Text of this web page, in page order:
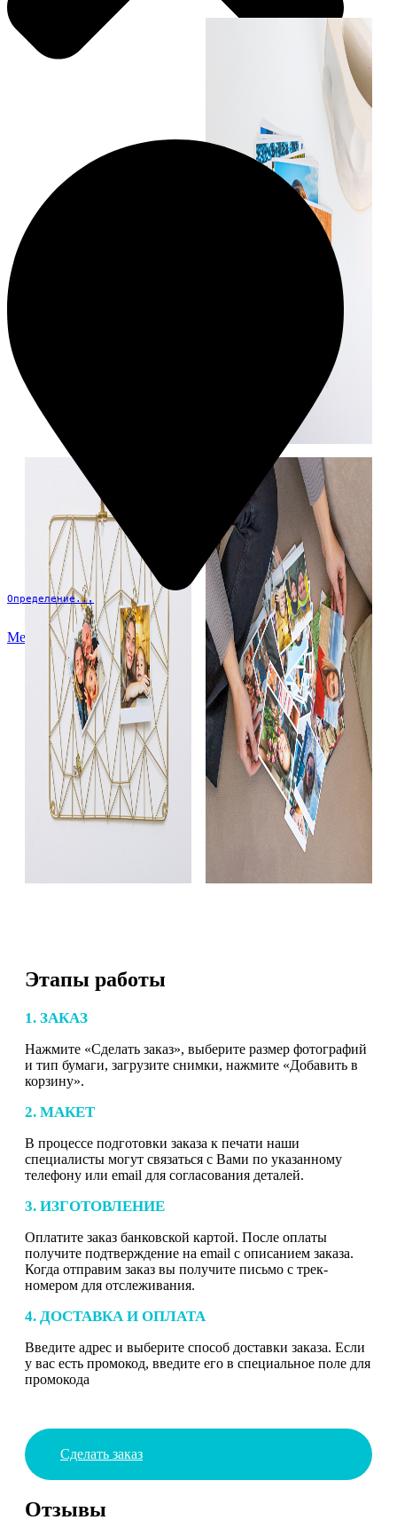
Определение...
Меню
Этапы работы
1. ЗАКАЗ
Нажмите «Сделать заказ», выберите размер фотографий
и тип бумаги, загрузите снимки, нажмите «Добавить в
корзину».
2. МАКЕТ
В процессе подготовки заказа к печати наши
специалисты могут связаться с Вами по указанному
телефону или email для согласования деталей.
3. ИЗГОТОВЛЕНИЕ
Оплатите заказ банковской картой. После оплаты
получите подтверждение на email с описанием заказа.
Когда отправим заказ вы получите письмо с трек-
номером для отслеживания.
4. ДОСТАВКА И ОПЛАТА
Введите адрес и выберите способ доставки заказа. Если
у вас есть промокод, введите его в специальное поле для
промокода
Сделать заказ
Отзывы